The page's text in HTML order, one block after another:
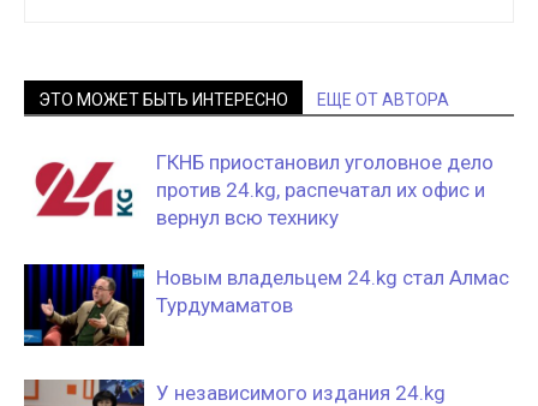
ЭТО МОЖЕТ БЫТЬ ИНТЕРЕСНО ЕЩЕ ОТ АВТОРА
ГКНБ приостановил уголовное дело
против 24.kg, распечатал их офис и
вернул всю технику
Новым владельцем 24.kg стал Алмас
Турдумаматов
У независимого издания 24.kg